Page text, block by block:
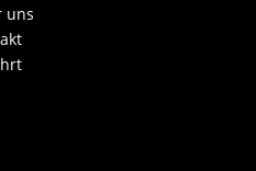
uns